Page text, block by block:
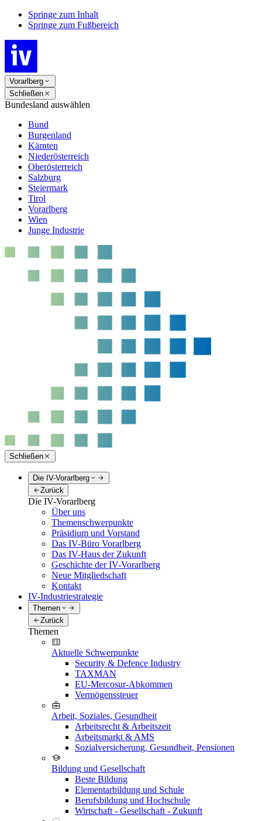
Springe zum Inhalt
Springe zum Fußbereich
Vorarlberg
Schließen
Bundesland auswählen
Bund
Burgenland
Kärnten
Niederösterreich
Oberösterreich
Salzburg
Steiermark
Tirol
Vorarlberg
Wien
Junge Industrie
Schließen
Die IV-Vorarlberg
Zurück
Die IV-Vorarlberg
Über uns
Themenschwerpunkte
Präsidium und Vorstand
Das IV-Büro Vorarlberg
Das IV-Haus der Zukunft
Geschichte der IV-Vorarlberg
Neue Mitgliedschaft
Kontakt
IV-Industriestrategie
Themen
Zurück
Themen
Aktuelle Schwerpunkte
Security & Defence Industry
TAXMAN
EU-Mercosur-Abkommen
Vermögenssteuer
Arbeit, Soziales, Gesundheit
Arbeitsrecht & Arbeitszeit
Arbeitsmarkt & AMS
Sozialversicherung, Gesundheit, Pensionen
Bildung und Gesellschaft
Beste Bildung
Elementarbildung und Schule
Berufsbildung und Hochschule
Wirtschaft - Gesellschaft - Zukunft